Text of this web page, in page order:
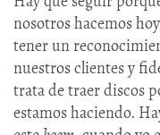
nosotros hacemos
tener un
nuestros clientes y
trata de traer discos
estamos haciendo.